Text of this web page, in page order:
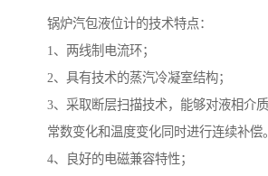
锅炉汽包液位计的技术特点：
1、两线制电流环；
2、具有技术的蒸汽冷凝室结构；
3、采取断层扫描技术，能够对液相介
常数变化和温度变化同时进行连续补偿。
4、良好的电磁兼容特性；